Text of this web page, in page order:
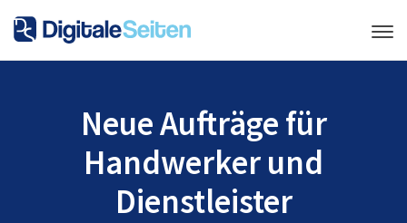
Neue Aufträge für
Handwerker und
Dienstleister